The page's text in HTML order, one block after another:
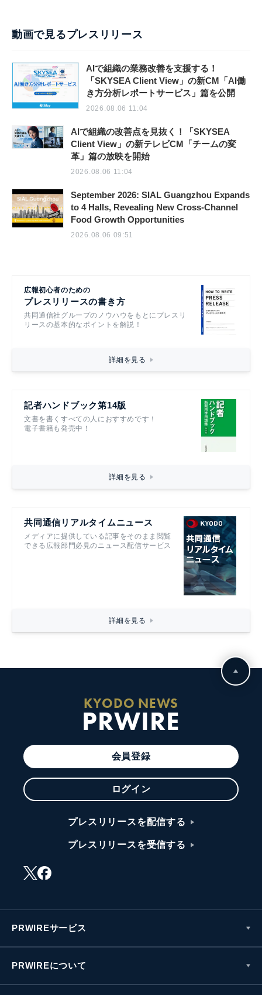
動画で見るプレスリリース
AIで組織の業務改善を支援する！
「SKYSEA Client View」の新CM「AI働
き方分析レポートサービス」篇を公開
2026.08.06 11:04
AIで組織の改善点を見抜く！「SKYSEA
Client View」の新テレビCM「チームの変
革」篇の放映を開始
2026.08.06 11:04
September 2026: SIAL Guangzhou Expands
to 4 Halls, Revealing New Cross-Channel
Food Growth Opportunities
2026.08.06 09:51
広報初心者のための
プレスリリースの書き方
共同通信社グループのノウハウをもとにプレスリ
リースの基本的なポイントを解説！
詳細を見る
記者ハンドブック第14版
文書を書くすべての人におすすめです！
電子書籍も発売中！
詳細を見る
共同通信リアルタイムニュース
メディアに提供している記事をそのまま閲覧
できる広報部門必見のニュース配信サービス
詳細を見る
KYODO NEWS
PRWIRE
会員登録
ログイン
プレスリリースを配信する
プレスリリースを受信する
PRWIREサービス
PRWIREについて